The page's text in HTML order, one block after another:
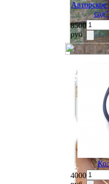
Авторское
8500
руб
4000